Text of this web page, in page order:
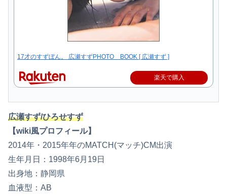
17才のすずぼん。 広瀬すずPHOTO BOOK [ 広瀬すず ]
楽天で購入
広瀬すず/ひろせすず
【wiki風プロフィール】
2014年・2015年年のMATCH(マッチ)CM出演
生年月日：1998年6月19日
出身地：静岡県
血液型：AB